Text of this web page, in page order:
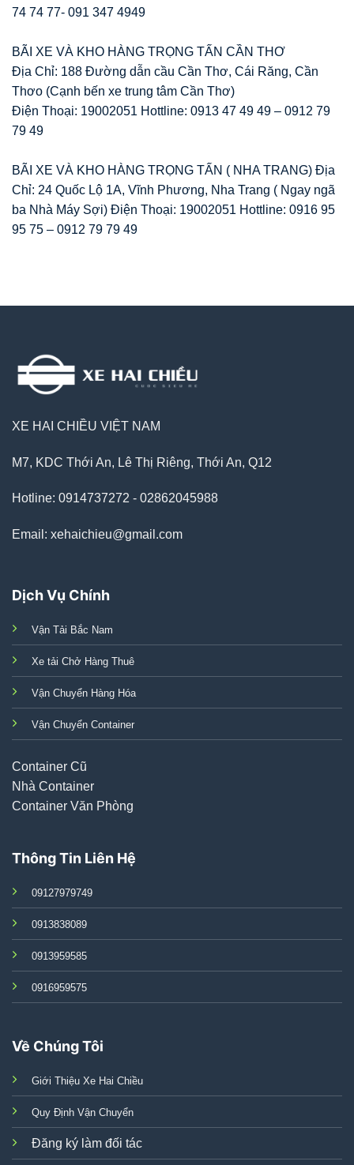
74 74 77- 091 347 4949
BÃI XE VÀ KHO HÀNG TRỌNG TẤN CẦN THƠ
Địa Chỉ: 188 Đường dẫn cầu Cần Thơ, Cái Răng, Cần
Thơo (Cạnh bến xe trung tâm Cần Thơ)
Điện Thoại: 19002051 Hottline: 0913 47 49 49 – 0912 79
79 49
BÃI XE VÀ KHO HÀNG TRỌNG TẤN ( NHA TRANG) Địa
Chỉ: 24 Quốc Lộ 1A, Vĩnh Phương, Nha Trang ( Ngay ngã
ba Nhà Máy Sợi) Điện Thoại: 19002051 Hottline: 0916 95
95 75 – 0912 79 79 49
XE HAI CHIỀU VIỆT NAM
M7, KDC Thới An, Lê Thị Riêng, Thới An, Q12
Hotline: 0914737272 - 02862045988
Email: xehaichieu@gmail.com
Dịch Vụ Chính
Vận Tải Bắc Nam
Xe tải Chở Hàng Thuê
Vận Chuyển Hàng Hóa
Vận Chuyển Container
Container Cũ
Nhà Container
Container Văn Phòng
Thông Tin Liên Hệ
09127979749
0913838089
0913959585
0916959575
Về Chúng Tôi
Giới Thiệu Xe Hai Chiều
Quy Định Vận Chuyển
Đăng ký làm đối tác